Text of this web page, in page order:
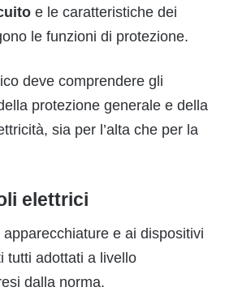
e le caratteristiche dei
le funzioni di protezione.
deve comprendere gli
protezione generale e della
sia per l’alta che per la
elettrici
e ai dispositivi
tutti adottati a livello
dalla norma.